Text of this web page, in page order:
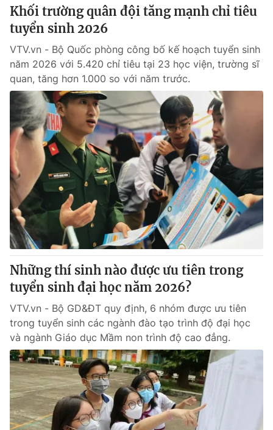
Khối trường quân đội tăng mạnh chỉ tiêu
tuyển sinh 2026
VTV.vn - Bộ Quốc phòng công bố kế hoạch tuyển sinh
năm 2026 với 5.420 chỉ tiêu tại 23 học viện, trường sĩ
quan, tăng hơn 1.000 so với năm trước.
Những thí sinh nào được ưu tiên trong
tuyển sinh đại học năm 2026?
VTV.vn - Bộ GD&ĐT quy định, 6 nhóm được ưu tiên
trong tuyển sinh các ngành đào tạo trình độ đại học
và ngành Giáo dục Mầm non trình độ cao đẳng.